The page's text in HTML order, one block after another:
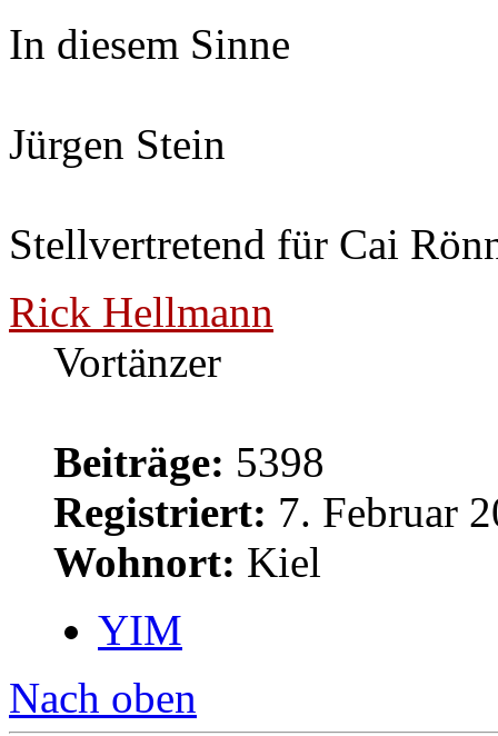
In diesem Sinne
Jürgen Stein
Stellvertretend für Cai
Rick Hellmann
Vortänzer
Beiträge: 5398
Registriert: 7. Februar
Wohnort: Kiel
YIM
Nach oben